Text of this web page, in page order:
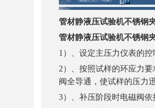
管材静液压试验机不锈钢
管材静液压试验机不锈钢
1）、设定主压力仪表的
2）、按照试样的环应力
阀全导通，使试样的压力
3）、补压阶段时电磁阀